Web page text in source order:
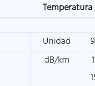
Unidad
dB/km